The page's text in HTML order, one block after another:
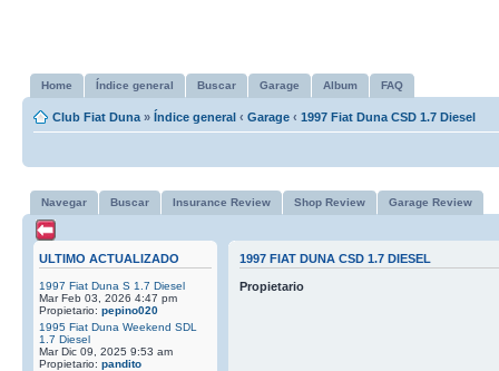
Home Índice general Buscar Garage Album FAQ
Club Fiat Duna » Índice general ‹ Garage ‹ 1997 Fiat Duna CSD 1.7 Diesel
Navegar Buscar Insurance Review Shop Review Garage Review
ULTIMO ACTUALIZADO
1997 Fiat Duna S 1.7 Diesel
Mar Feb 03, 2026 4:47 pm
Propietario: pepino020
1995 Fiat Duna Weekend SDL
1.7 Diesel
Mar Dic 09, 2025 9:53 am
Propietario: pandito
1997 FIAT DUNA CSD 1.7 DIESEL
Propietario